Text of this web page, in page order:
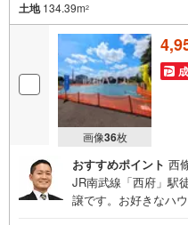
土地134.39m2
画像36枚
おすすめポイント 西
JR南武線「西府」駅
譲です。お好きなハ